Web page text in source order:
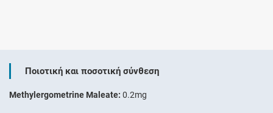
Ποιοτική και ποσοτική σύνθεση
Methylergometrine Maleate: 0.2mg